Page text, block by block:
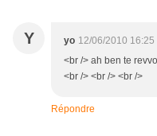
Y yo 12/06/2010 16:25
<br /> ah ben te
<br /> <br /> <br />
Répondre